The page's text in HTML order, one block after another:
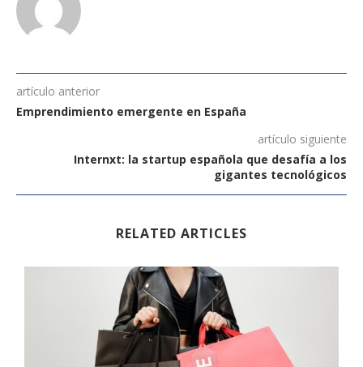
artículo anterior
Emprendimiento emergente en España
artículo siguiente
Internxt: la startup española que desafía a los
gigantes tecnológicos
RELATED ARTICLES